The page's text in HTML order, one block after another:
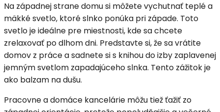
Na západnej strane domu si môžete vychutnať teplé a
mäkké svetlo, ktoré slnko ponúka pri západe. Toto
svetlo je ideálne pre miestnosti, kde sa chcete
zrelaxovať po dlhom dni. Predstavte si, že sa vrátite
domov z práce a sadnete si s knihou do izby zaplavenej
jemným svetlom zapadajúceho slnka. Tento zážitok je
ako balzam na dušu.
Pracovne a domáce kancelárie môžu tiež ťažiť zo